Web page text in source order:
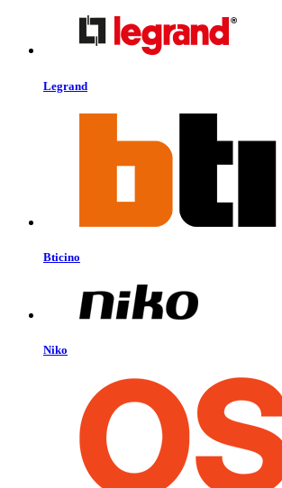
Legrand
Bticino
Niko